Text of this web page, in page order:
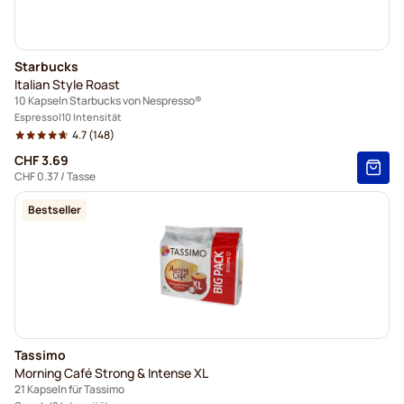
Starbucks
Italian Style Roast
10 Kapseln Starbucks von Nespresso®
Espresso 10 Intensität
4.7(148)
CHF 3.69
CHF 0.37/ Tasse
Bestseller
Tassimo
Morning Café Strong & Intense XL
21 Kapseln für Tassimo